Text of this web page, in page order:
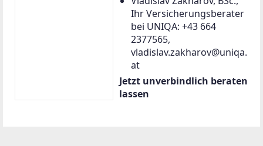
Ihr Versicherungsberater
bei UNIQA: +43 664
2377565,
vladislav.zakharov@uniqa.
at
Jetzt unverbindlich beraten
lassen